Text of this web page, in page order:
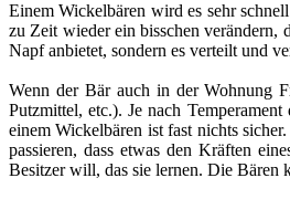
Einem Wickelbären wird es sehr
zu Zeit wieder ein bisschen
Napf anbietet, sondern es verteilt und
Wenn der Bär auch in der Wohnung
Putzmittel, etc.). Je nach
einem Wickelbären ist fast nichts
passieren, dass etwas den Kräften
Besitzer will, das sie lernen. Die Bären